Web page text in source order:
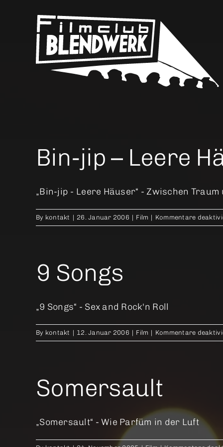
Bin-jip – Leere
„Bin-jip - Leere Häuser“ - Zwischen
By kontakt | 26. Januar 2006 | Film | Kommentare
9 Songs
„9 Songs“ - Sex and Rock'n Roll
By kontakt | 12. Januar 2006 | Film | Kommentare
Somersault
„Somersault“ - Wie Parfüm in der Luft